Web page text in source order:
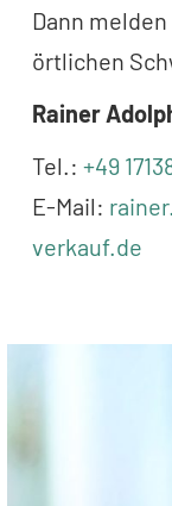
Dann
örtlichen
Rainer
Tel.: +49
E-Mail:
verkauf.de